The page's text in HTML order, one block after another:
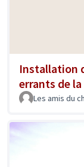
Installation
errants de
Les amis du